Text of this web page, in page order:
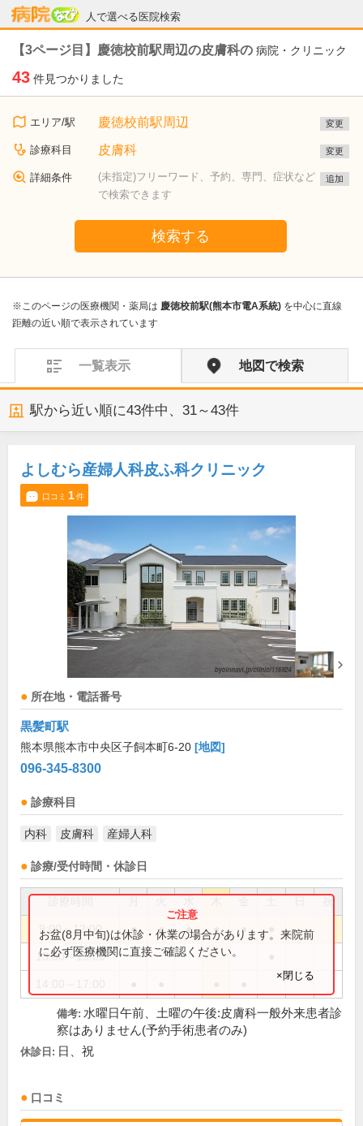
人で選べる医院検索
病院なび
【3ページ目】慶徳校前駅周辺の皮膚科の 病院・クリニック
43 件見つかりました
エリア/駅 慶徳校前駅周辺 変更
診療科目 皮膚科 変更
詳細条件
(未指定)フリーワード、予約、専門、症状など
で検索できます
追加
検索する
※このページの医療機関・薬局は 慶徳校前駅(熊本市電A系統) を中心に直線
距離の近い順で表示されています
一覧表示 地図で検索
駅から近い順に43件中、 31～43件
よしむら産婦人科皮ふ科クリニック
口コミ 1件
所在地・電話番号
黒髪町駅
熊本県熊本市中央区子飼本町6-20 [地図]
096-345-8300
診療科目
内科 皮膚科 産婦人科
診療/受付時間・休診日
祝
9:00～12:00 ● ● ● ● ●
13:00～15:00
お盆(8月中旬)は休診・休業の場合があります。来院前
に必ず医療機関に直接ご確認ください。
×閉じる
備考: 水曜日午前、土曜の午後:皮膚科一般外来患者診
察はありません(予約手術患者のみ)
休診日: 日、祝
口コミ